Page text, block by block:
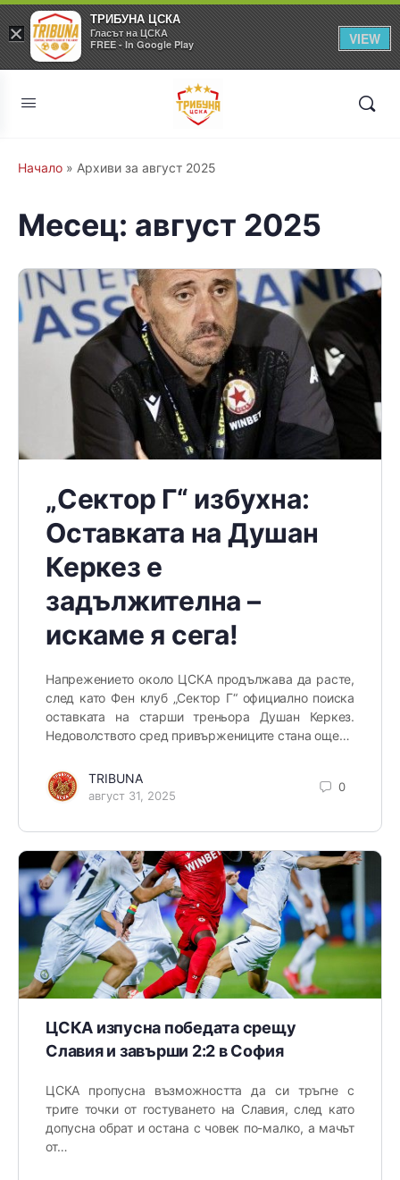
Начало » Архиви за август 2025
Месец: август 2025
„Сектор Г“ избухна:
Оставката на Душан
Керкез е
задължителна –
искаме я сега!
Напрежението около ЦСКА продължава да расте,
след като Фен клуб „Сектор Г“ официално поиска
оставката на старши треньора Душан Керкез.
Недоволството сред привържениците стана още…
TRIBUNA
август 31, 2025
0
ЦСКА изпусна победата срещу
Славия и завърши 2:2 в София
ЦСКА пропусна възможността да си тръгне с
трите точки от гостуването на Славия, след като
допусна обрат и остана с човек по-малко, а мачът
от…
×
ТРИБУНА ЦСКА
Гласът на ЦСКА
FREE - In Google Play
VIEW